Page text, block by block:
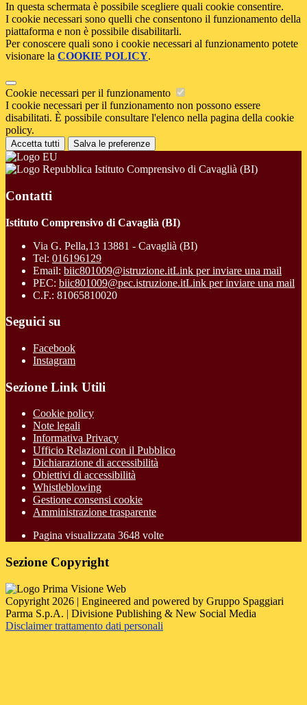
In questa schermata è possibile scegliere quali cookie consentire.
I cookie necessari sono quelli che consentono il funzionamento della
piattaforma e non è possibile disabilitarli.
Per conoscere quali sono i cookie necessari al funzionamento potete
visionare la COOKIE POLICY.
Cookie necessari per il funzionamento
I cookie necessari per il funzionamento non possono essere
disabilitati. È possibile consultare l'elenco nella pagina della cookie
policy.
Accetta tutti Salva le preferenze
Istituto Comprensivo di Cavaglià (BI)
Contatti
Istituto Comprensivo di Cavaglià (BI)
Via G. Pella,13 13881 - Cavaglià (BI)
Tel: 016196129
Email: biic801009@istruzione.itLink per inviare una mail
PEC: biic801009@pec.istruzione.itLink per inviare una mail
C.F.: 81065810020
Seguici su
Facebook
Instagram
Sezione Link Utili
Cookie policy
Note legali
Informativa Privacy
Ufficio Relazioni con il Pubblico
Dichiarazione di accessibilità
Obiettivi di accessibilità
Whistleblowing
Gestione consensi cookie
Amministrazione trasparente
Pagina visualizzata 3648 volte
Sezione Copyright
Copyright 2026 | Engineered and powered by Gruppo Spaggiari
Parma S.p.A. | Divisione Publishing & New Social Media
Disclaimer trattamento dati personali